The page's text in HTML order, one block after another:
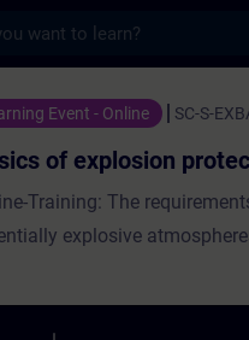
protection
Event - Online SC-S-
of explosion
Training: The
explosive